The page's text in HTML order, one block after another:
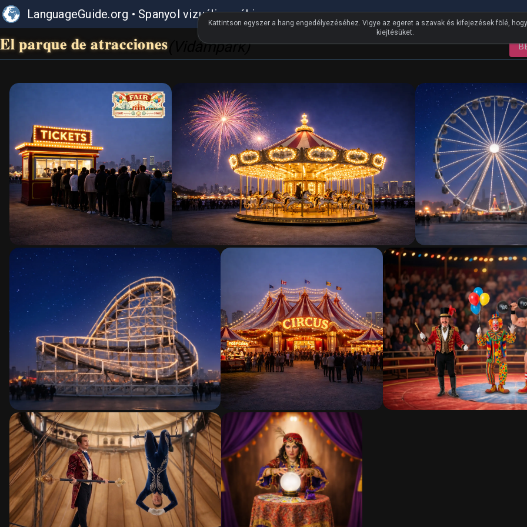
LanguageGuide.org • Spanyol vizuális szókincs
El parque de atracciones(Vidámpark)
Kattintson egyszer a hang engedélyezéséhez. Vigye az egeret a szavak és kifejezések fölé,
kiejtésüket.